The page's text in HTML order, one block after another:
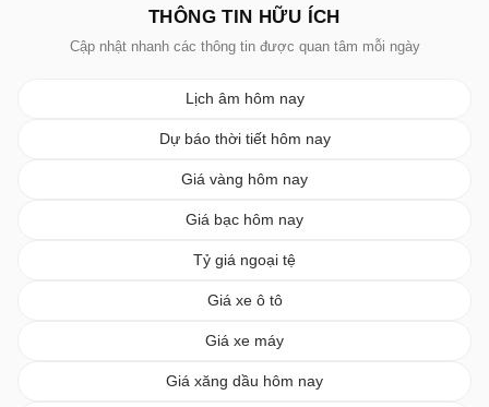
THÔNG TIN HỮU ÍCH
Cập nhật nhanh các thông tin được quan tâm mỗi ngày
Lịch âm hôm nay
Dự báo thời tiết hôm nay
Giá vàng hôm nay
Giá bạc hôm nay
Tỷ giá ngoại tệ
Giá xe ô tô
Giá xe máy
Giá xăng dầu hôm nay